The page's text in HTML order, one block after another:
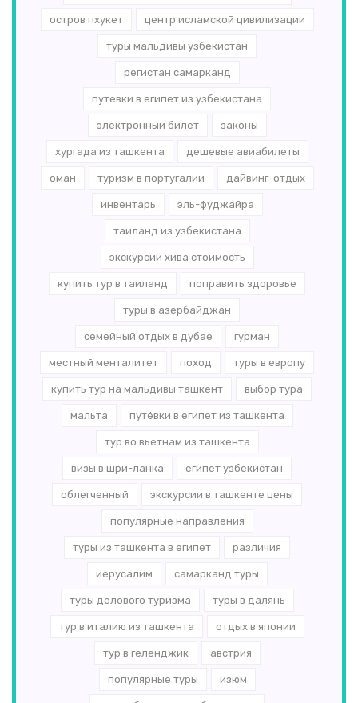
остров пхукет центр исламской цивилизации
туры мальдивы узбекистан
регистан самарканд
путевки в египет из узбекистана
электронный билет законы
хургада из ташкента дешевые авиабилеты
оман туризм в португалии дайвинг-отдых
инвентарь эль-­фуджайра
таиланд из узбекистана
экскурсии хива стоимость
купить тур в таиланд поправить здоровье
туры в азербайджан
семейный отдых в дубае гурман
местный менталитет поход туры в европу
купить тур на мальдивы ташкент выбор тура
мальта путёвки в египет из ташкента
тур во вьетнам из ташкента
визы в шри-ланка египет узбекистан
облегченный экскурсии в ташкенте цены
популярные направления
туры из ташкента в египет различия
иерусалим самарканд туры
туры делового туризма туры в далянь
тур в италию из ташкента отдых в японии
тур в геленджик австрия
популярные туры изюм